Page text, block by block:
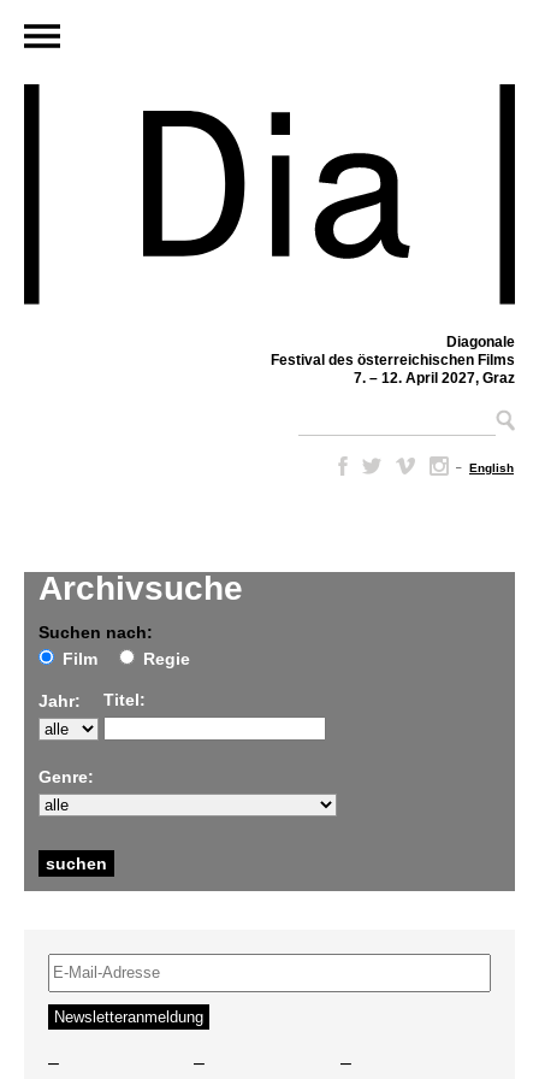
Diagonale
Festival des österreichischen Films
7. – 12. April 2027, Graz
– English
Archivsuche
Suchen nach:
Film
Regie
Jahr: Titel:
Genre:
– – –